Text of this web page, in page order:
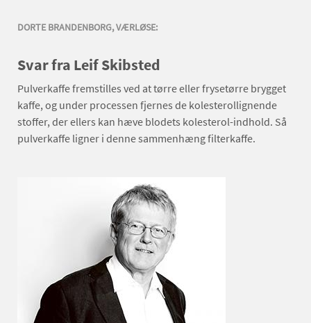
DORTE BRANDENBORG, VÆRLØSE:
Svar fra Leif Skibsted
Pulverkaffe fremstilles ved at tørre eller frysetørre brygget
kaffe, og under processen fjernes de kolesterollignende
stoffer, der ellers kan hæve blodets kolesterol-indhold. Så
pulverkaffe ligner i denne sammenhæng filterkaffe.